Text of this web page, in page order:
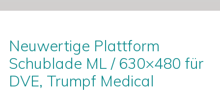
Neuwertige Plattform
Schublade ML / 630×480 für
DVE, Trumpf Medical